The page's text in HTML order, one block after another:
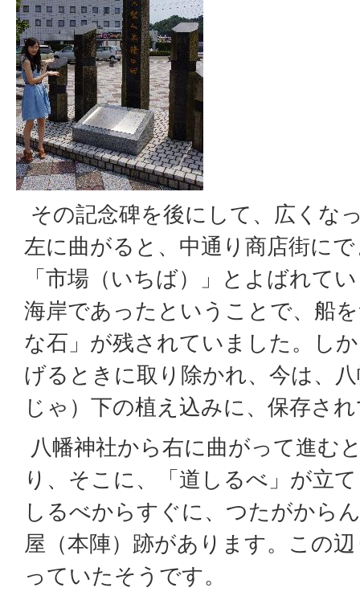
その記念碑を後にして、広くな
左に曲がると、中通り商店街に
「市場（いちば）」とよばれて
海岸であったということで、船
な石」が残されていました。し
げるときに取り除かれ、今は、
じゃ）下の植え込みに、保存さ
八幡神社から右に曲がって進む
り、そこに、「道しるべ」が立
しるべからすぐに、つたがから
屋（本陣）跡があります。この
っていたそうです。